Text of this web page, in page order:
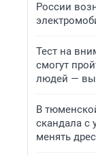
России
Тест на
смогут
людей — вы
В
скандала с
менять